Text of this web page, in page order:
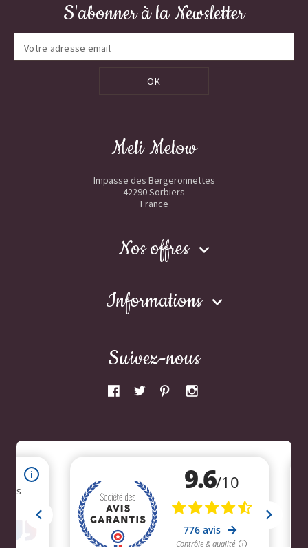
S'abonner à la Newsletter
OK
Meli Melow
Impasse des Bergeronnettes
42290 Sorbiers
France
Nos offres 
Informations 
Suivez-nous